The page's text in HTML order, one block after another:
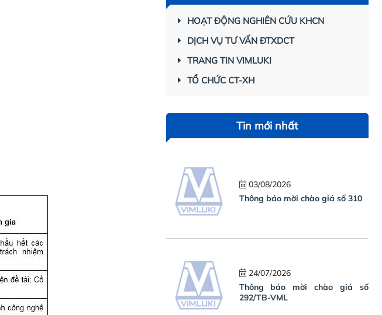
HOẠT ĐỘNG NGHIÊN CỨU KHCN
DỊCH VỤ TƯ VẤN ĐTXDCT
TRANG TIN VIMLUKI
TỔ CHỨC CT-XH
Tin mới nhất
03/08/2026
Thông báo mời chào giá số 310
24/07/2026
Thông báo mời chào giá số
292/TB-VML